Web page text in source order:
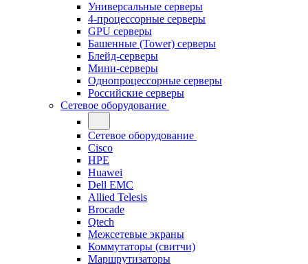
Универсальные серверы
4-процессорные серверы
GPU серверы
Башенные (Tower) серверы
Блейд-серверы
Мини-серверы
Однопроцессорные серверы
Российские серверы
Сетевое оборудование
Сетевое оборудование
Cisco
HPE
Huawei
Dell EMC
Allied Telesis
Brocade
Qtech
Межсетевые экраны
Коммутаторы (свитчи)
Маршрутизаторы